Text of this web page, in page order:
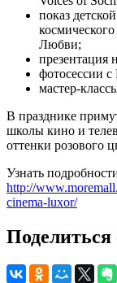
показ
Любви;
презентация
фотосессии
мастер-
В празднике
школы кино и
оттенки розового
Узнать
http://
cinema-luxor/